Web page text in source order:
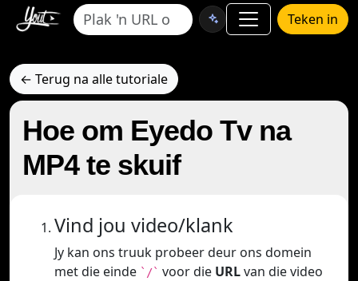
Teken in
← Terug na alle tutoriale
Hoe om Eyedo Tv na
MP4 te skuif
Vind jou video/klank
Jy kan ons truuk probeer deur ons domein
met die einde `/` voor die URLvan die video